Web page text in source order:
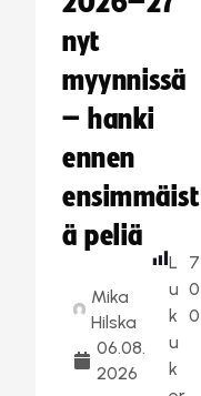
nyt
myynnissä
– hanki
ennen
ensimmäist
ä peliä
Mika
Hilska
06.08.
2026
L
u
k
u
k
7
0
0